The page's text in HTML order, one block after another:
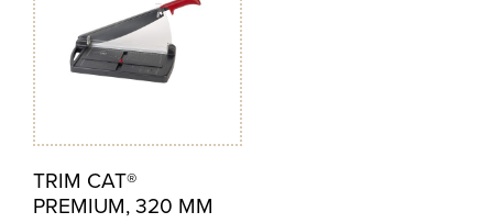
TRIM CAT®
PREMIUM, 320 MM